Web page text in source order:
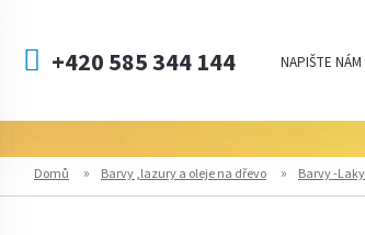
+420 585 344 144 NAPIŠTE NÁM
Domů Barvy ,lazury a oleje na dřevo Barvy -